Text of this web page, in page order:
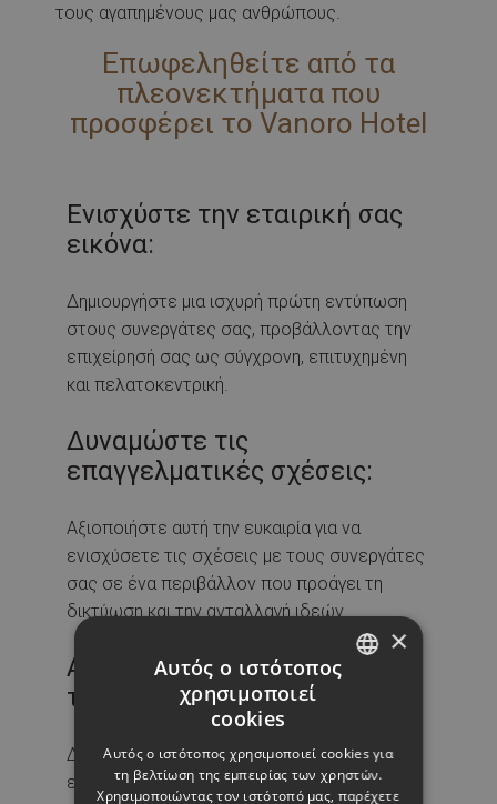
τους αγαπημένους μας ανθρώπους.
Επωφεληθείτε από τα
πλεονεκτήματα που
προσφέρει το Vanoro Hotel
Ενισχύστε την εταιρική σας
εικόνα:
Δημιουργήστε μια ισχυρή πρώτη εντύπωση
στους συνεργάτες σας, προβάλλοντας την
επιχείρησή σας ως σύγχρονη, επιτυχημένη
και πελατοκεντρική.
Δυναμώστε τις
επαγγελματικές σχέσεις:
Αξιοποιήστε αυτή την ευκαιρία για να
ενισχύσετε τις σχέσεις με τους συνεργάτες
σας σε ένα περιβάλλον που προάγει τη
δικτύωση και την ανταλλαγή ιδεών.
Αυξήστε την ομαδικότητα
των εργαζομένων σας:
Δείξτε στους εργαζομένους σας την
εκτίμησή σας για τη συμβολή τους στην
×
Αυτός ο ιστότοπος
χρησιμοποιεί
cookies
Αυτός ο ιστότοπος χρησιμοποιεί cookies για
τη βελτίωση της εμπειρίας των χρηστών.
Χρησιμοποιώντας τον ιστότοπό μας, παρέχετε